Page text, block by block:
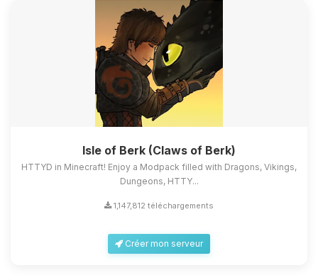
Isle of Berk (Claws of Berk)
HTTYD in Minecraft! Enjoy a Modpack filled with Dragons, Vikings,
Dungeons, HTTY...
1,147,812 téléchargements
Créer mon serveur